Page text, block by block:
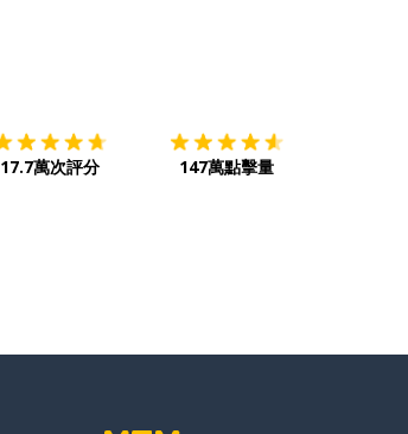
17.7萬次評分 147萬點擊量